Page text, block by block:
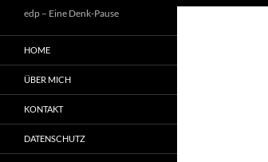
edp – Eine Denk-Pause
HOME
ÜBER MICH
KONTAKT
DATENSCHUTZ